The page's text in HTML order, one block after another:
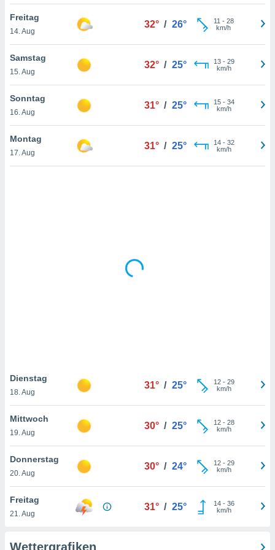
der
weiterhin
nicht
von
und
auf
klicken.
Freitag
14. Aug
32° / 26° 11 - 28
km/h
Samstag
15. Aug
32° / 25° 13- 29
km/h
Sonntag
16. Aug
31° / 25° 15- 34
km/h
Montag
17. Aug
31° / 25° 14- 32
km/h
Dienstag
18. Aug
31° / 25° 12- 29
km/h
Mittwoch
19. Aug
30° / 25° 12- 28
km/h
Donnerstag
20. Aug
30° / 24° 12- 29
km/h
Freitag
21. Aug
31° / 25° 14- 36
km/h
Wettergrafiken